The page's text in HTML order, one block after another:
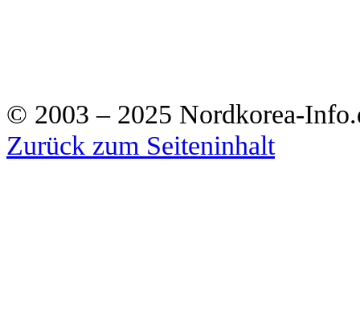
© 2003 – 2025 Nordkorea-
Zurück zum Seiteninhalt